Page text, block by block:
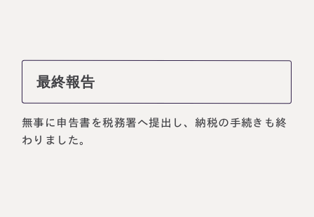
最終報告
無事に申告書を税務署へ提出し、納税の手続きも終
わりました。